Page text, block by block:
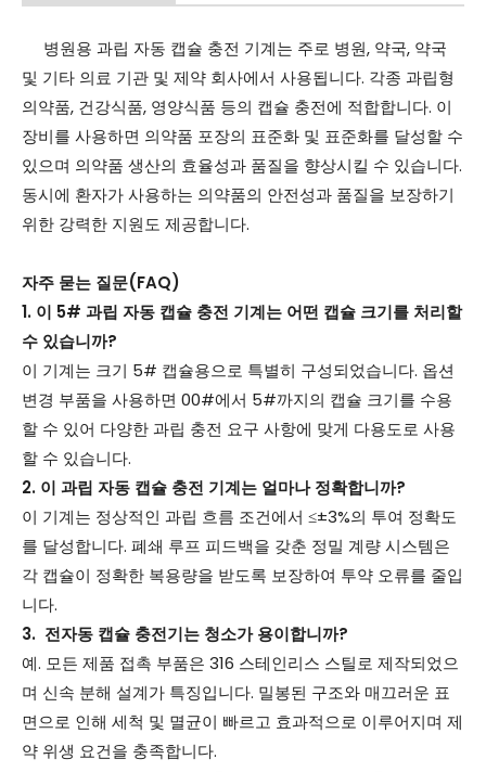
병원용 과립 자동 캡슐 충전 기계는 주로 병원, 약국, 약국
및 기타 의료 기관 및 제약 회사에서 사용됩니다. 각종 과립형
의약품, 건강식품, 영양식품 등의 캡슐 충전에 적합합니다. 이
장비를 사용하면 의약품 포장의 표준화 및 표준화를 달성할 수
있으며 의약품 생산의 효율성과 품질을 향상시킬 수 있습니다.
동시에 환자가 사용하는 의약품의 안전성과 품질을 보장하기
위한 강력한 지원도 제공합니다.
자주 묻는 질문(FAQ)
1. 이 5# 과립 자동 캡슐 충전 기계는 어떤 캡슐 크기를 처리할
수 있습니까?
이 기계는 크기 5# 캡슐용으로 특별히 구성되었습니다. 옵션
변경 부품을 사용하면 00#에서 5#까지의 캡슐 크기를 수용
할 수 있어 다양한 과립 충전 요구 사항에 맞게 다용도로 사용
할 수 있습니다.
2. 이 과립 자동 캡슐 충전 기계는 얼마나 정확합니까?
이 기계는 정상적인 과립 흐름 조건에서 ≤±3%의 투여 정확도
를 달성합니다. 폐쇄 루프 피드백을 갖춘 정밀 계량 시스템은
각 캡슐이 정확한 복용량을 받도록 보장하여 투약 오류를 줄입
니다.
3. 전자동 캡슐 충전기는 청소가 용이합니까?
예. 모든 제품 접촉 부품은 316 스테인리스 스틸로 제작되었으
며 신속 분해 설계가 특징입니다. 밀봉된 구조와 매끄러운 표
면으로 인해 세척 및 멸균이 빠르고 효과적으로 이루어지며 제
약 위생 요건을 충족합니다.